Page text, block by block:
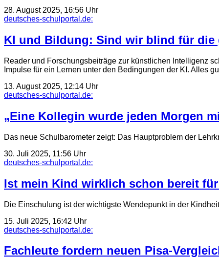
28. August 2025, 16:56 Uhr
deutsches-schulportal.de:
KI und Bildung: Sind wir blind für die
Reader und Forschungsbeiträge zur künstlichen Intelligenz
Impulse für ein Lernen unter den Bedingungen der KI. Alles
13. August 2025, 12:14 Uhr
deutsches-schulportal.de:
„Eine Kollegin wurde jeden Morgen
Das neue Schulbarometer zeigt: Das Hauptproblem der
30. Juli 2025, 11:56 Uhr
deutsches-schulportal.de:
Ist mein Kind wirklich schon bereit
Die Einschulung ist der wichtigste Wendepunkt in der
15. Juli 2025, 16:42 Uhr
deutsches-schulportal.de:
Fachleute fordern neuen Pisa-